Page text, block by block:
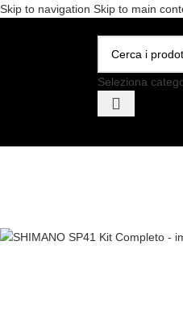
Skip to navigation Skip to main
Seleziona